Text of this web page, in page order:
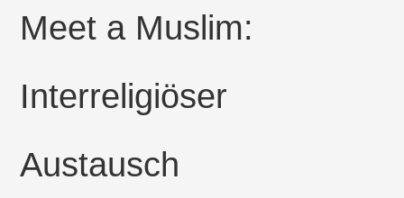
Meet a Muslim:
Interreligiöser
Austausch